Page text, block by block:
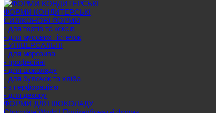
ФОРМИ КОНДИТЕРСЬКІ
СИЛІКОНОВІ ФОРМИ
- для тортів та кексів
- для мусових тістечок
- УНІВЕРСАЛЬНІ
- для морозива
- професійні
- для шоколаду
- для булочок та хліба
- з перфорацією
- для декору
ФОРМИ ДЛЯ ШОКОЛАДУ